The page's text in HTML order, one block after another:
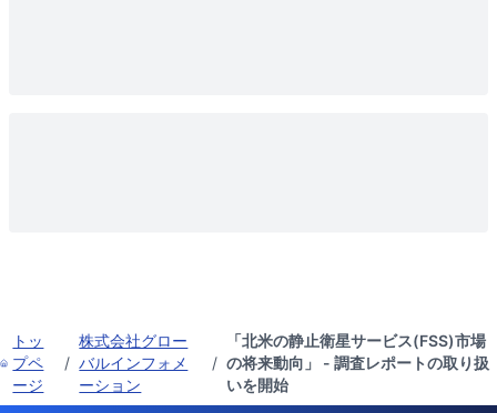
トッ
プペ
ージ
/
株式会社グロー
バルインフォメ
ーション
/
「北米の静止衛星サービス(FSS)市場
の将来動向」 - 調査レポートの取り扱
いを開始